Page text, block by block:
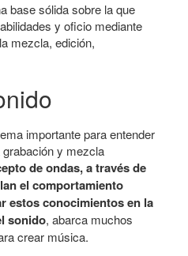
base sólida sobre la que
y oficio mediante
mezcla, edición,
importante para entender
y mezcla
de ondas, a través de
el comportamiento
estos conocimientos en la
sonido, abarca muchos
crear música.